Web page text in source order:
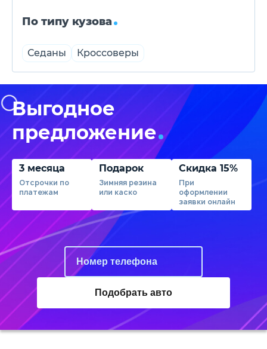
Перезвоните мне
По типу кузова
Седаны Кроссоверы
Выгодное
предложение
3 месяца
Отсрочки по
платежам
Подарок
Зимняя резина
или каско
Скидка 15%
При
оформлении
заявки онлайн
Подобрать авто